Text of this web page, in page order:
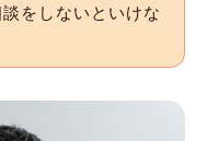
をしないといけな